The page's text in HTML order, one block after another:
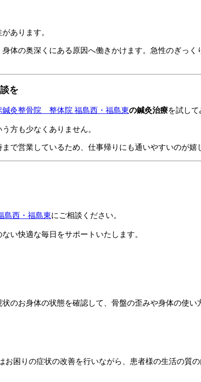
あります。
体の奥深くにある原因へ働きかけます。急性のぎっ
を
鍼灸整骨院 整体院 福島西・福島東の鍼灸治療を試し
方も少なくありません。
で営業しているため、仕事帰りにも通いやすいのが嬉
島西・福島東にご相談ください。
い快適な毎日をサポートいたします。
のお身体の状態を確認して、骨盤の歪みや身体の使
お困りの症状の改善を行いながら、患者様の生活の質